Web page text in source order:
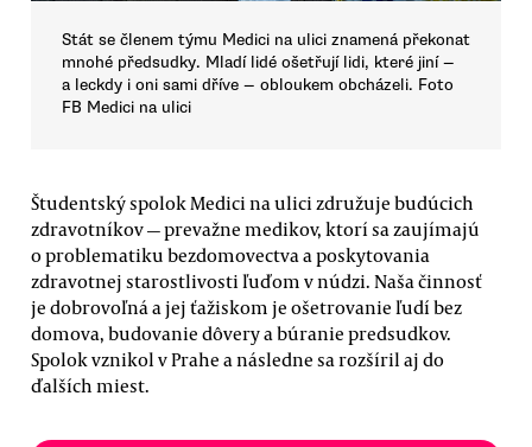
Stát se členem týmu Medici na ulici znamená překonat
mnohé předsudky. Mladí lidé ošetřují lidi, které jiní —
a leckdy i oni sami dříve — obloukem obcházeli. Foto
FB Medici na ulici
Študentský spolok Medici na ulici združuje budúcich
zdravotníkov — prevažne medikov, ktorí sa zaujímajú
o problematiku bezdomovectva a poskytovania
zdravotnej starostlivosti ľuďom v núdzi. Naša činnosť
je dobrovoľná a jej ťažiskom je ošetrovanie ľudí bez
domova, budovanie dôvery a búranie predsudkov.
Spolok vznikol v Prahe a následne sa rozšíril aj do
ďalších miest.